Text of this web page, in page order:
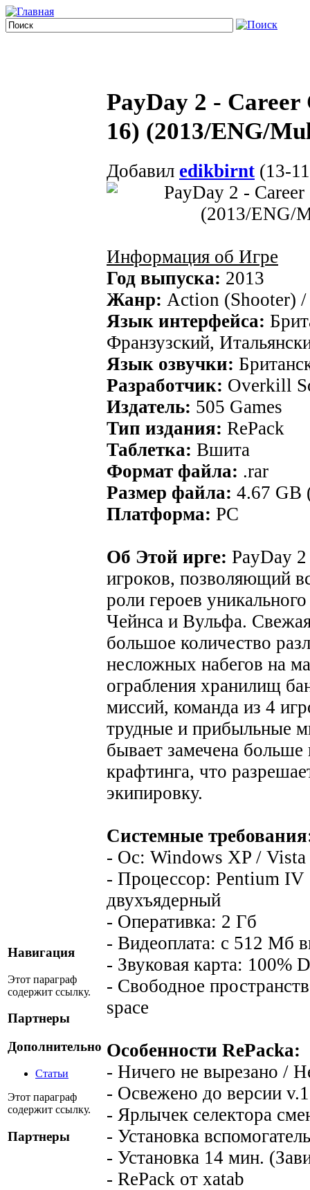
Навигация
Этот параграф
содержит ссылку.
Партнеры
Дополнительно
Статьи
Этот параграф
содержит ссылку.
Партнеры
PayDay 2 -
16) (2013/ENG/
Добавил edikbirnt (13-
Информация об Игре
Год выпуска: 2013
Жанр: Action (Shooter)
Язык интерфейса:
Франзузский,
Язык озвучки:
Разработчик: Overkill
Издатель: 505 Games
Тип издания: RePack
Таблетка: Вшита
Формат файла: .rar
Размер файла: 4.67 GB
Платформа: PC
Об Этой ирге: PayDay
игроков, позволяющий
роли героев
Чейнса и Вульфа.
большое количество
несложных набегов на
ограбления хранилищ
миссий, команда из 4
трудные и прибыльные
бывает замечена больше
крафтинга, что
экипировку.
Системные
- Ос: Windows XP /
- Процессор: Pentium IV
двухъядерный
- Оперативка: 2 Гб
- Видеоплата: с 512 Мб
- Звуковая карта: 100%
- Свободное
space
Особенности RePacka:
- Ничего не вырезано /
- Освежено до версии
- Ярлычек селектора
- Установка
- Установка 14 мин.
- RePack от xatab